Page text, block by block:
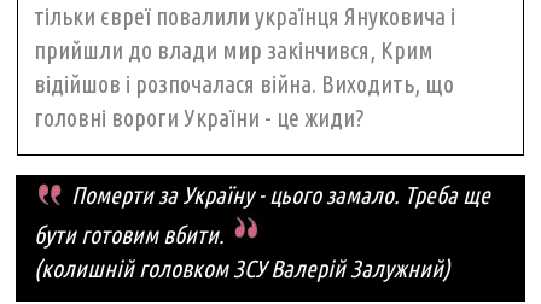
тільки євреї повалили українця Януковича і
прийшли до влади мир закінчився, Крим
відійшов і розпочалася війна. Виходить, що
головні вороги України - це жиди?
Померти за Україну - цього замало. Треба ще
бути готовим вбити.
(колишній головком ЗСУ Валерій Залужний)